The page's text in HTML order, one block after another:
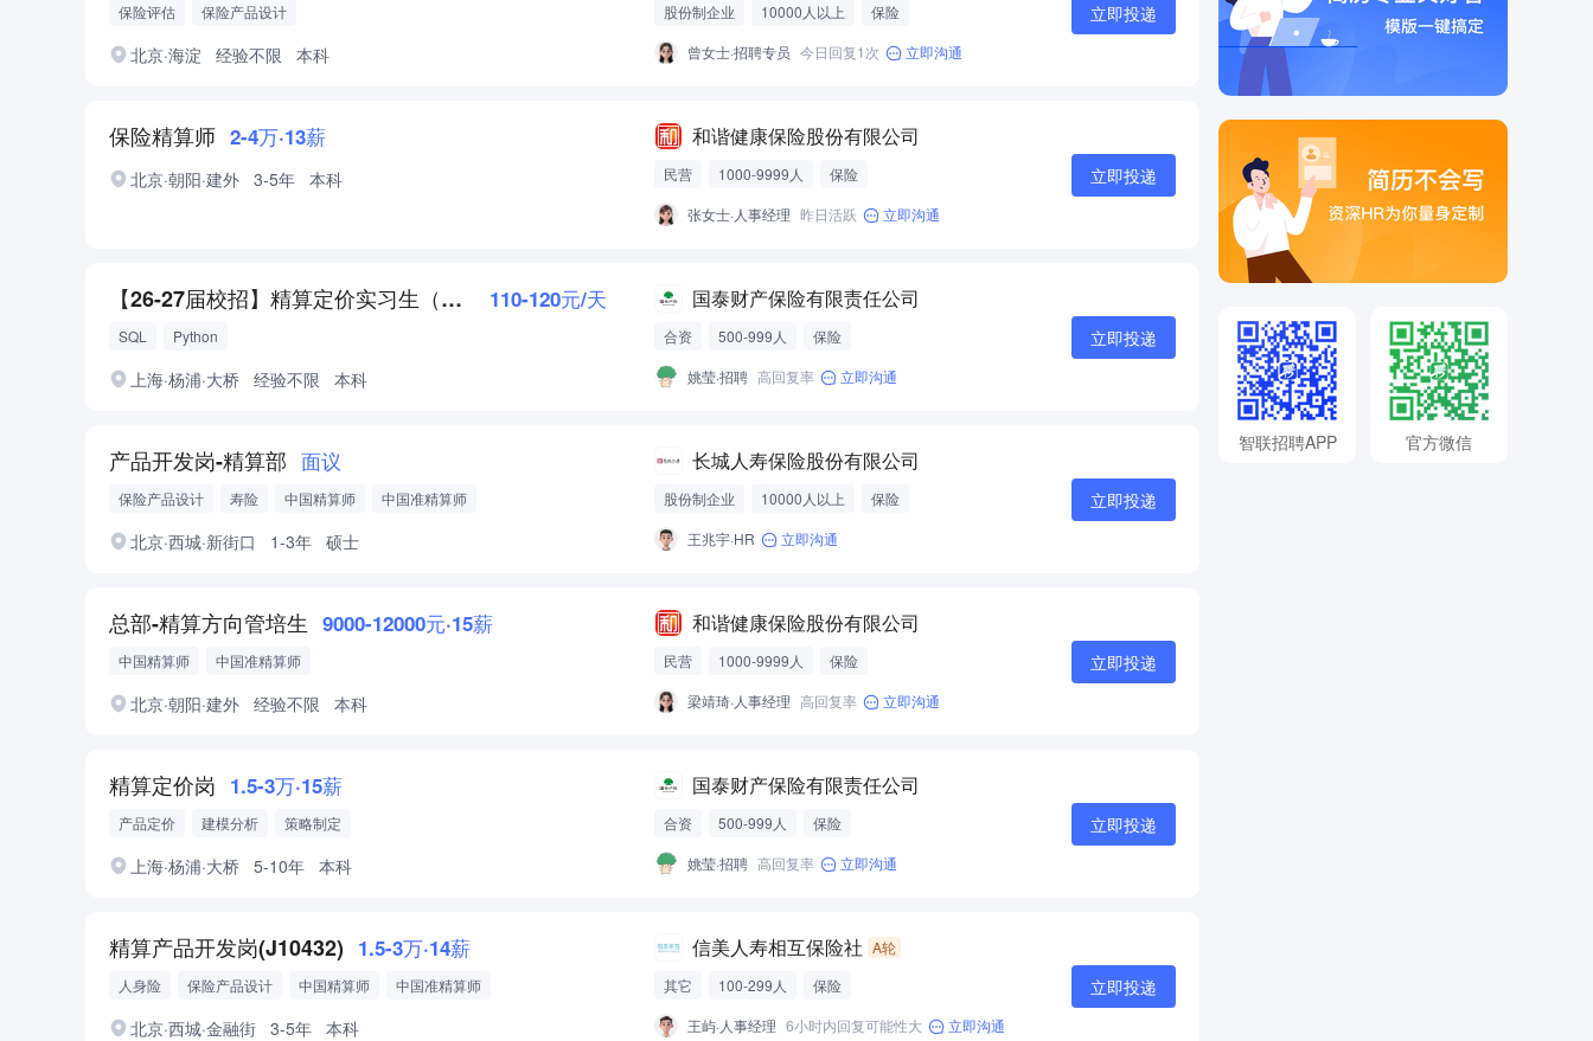
保险评估 保险产品设计
北京·海淀 经验不限 本科
股份制企业 10000人以上
保险
曾女士·招聘专员 今日回复1次 立即沟通
立即投递
保险精算师 2-4万·13薪
北京·朝阳·建外 3-5年 本科
和谐健康保险股份有限公司
民营 1000-9999人
保险
张女士·人事经理 昨日活跃 立即沟通
立即投递
【26-27届校招】精算定价实习生（实习转正） 110-120元/天
SQL Python
上海·杨浦·大桥 经验不限 本科
国泰财产保险有限责任公司
合资 500-999人
保险
姚莹·招聘 高回复率 立即沟通
立即投递
产品开发岗-精算部 面议
保险产品设计 寿险 中国精算师
中国准精算师
北京·西城·新街口 1-3年 硕士
长城人寿保险股份有限公司
股份制企业 10000人以上
保险
王兆宇·HR
立即沟通
立即投递
总部-精算方向管培生 9000-12000元·15薪
中国精算师 中国准精算师
北京·朝阳·建外 经验不限 本科
和谐健康保险股份有限公司
民营 1000-9999人
保险
梁靖琦·人事经理 高回复率 立即沟通
立即投递
精算定价岗 1.5-3万·15薪
产品定价 建模分析 策略制定
上海·杨浦·大桥 5-10年 本科
国泰财产保险有限责任公司
合资 500-999人
保险
姚莹·招聘 高回复率 立即沟通
立即投递
精算产品开发岗(J10432) 1.5-3万·14薪
人身险 保险产品设计 中国精算师
中国准精算师
北京·西城·金融街 3-5年 本科
信美人寿相互保险社 A轮
其它
100-299人
保险
王屿·人事经理 6小时内回复可能性大 立即沟通
立即投递
智联招聘APP 官方微信